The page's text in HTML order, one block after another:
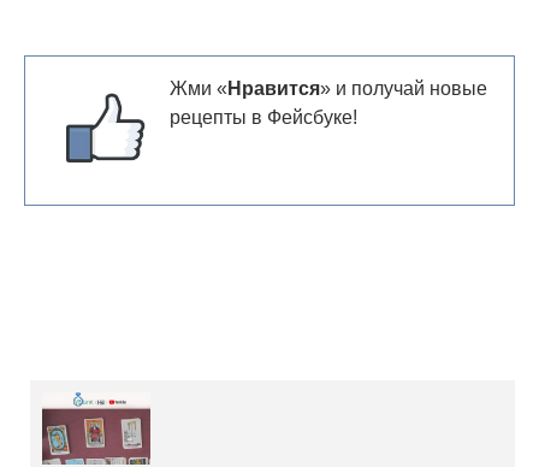
Жми « Нравится» и получай новые
рецепты в Фейсбуке!